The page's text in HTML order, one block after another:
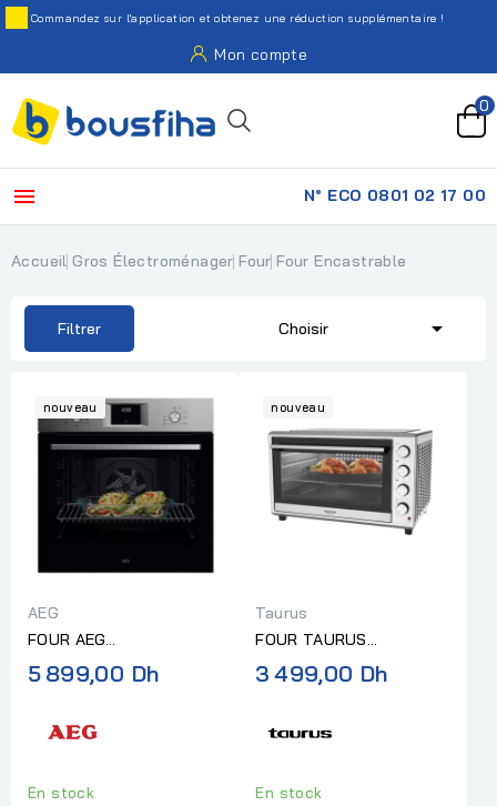
Commandez sur l'application et obtenez une réduction supplémentaire !
Mon compte
0
 N° ECO 0801 02 17 00
Accueil Gros Électroménager Four Four Encastrable
Filtrer Choisir 
nouveau
AEG
FOUR AEG
ENCASTRABLE
MULTIFONCTION INOX
5 899,00 Dh
En stock
nouveau
Taurus
FOUR TAURUS
ELECTRIQUE HARMONY
120L
3 499,00 Dh
En stock